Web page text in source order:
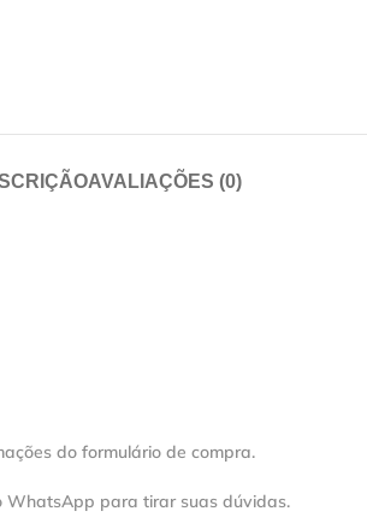
AVALIAÇÕES (0)
do formulário de compra.
WhatsApp para tirar suas dúvidas.